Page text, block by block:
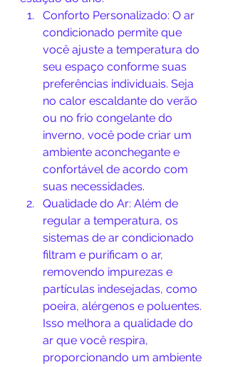
Conforto Personalizado: O ar
condicionado permite que
você ajuste a temperatura do
seu espaço conforme suas
preferências individuais. Seja
no calor escaldante do verão
ou no frio congelante do
inverno, você pode criar um
ambiente aconchegante e
confortável de acordo com
suas necessidades.
Qualidade do Ar: Além de
regular a temperatura, os
sistemas de ar condicionado
filtram e purificam o ar,
removendo impurezas e
partículas indesejadas, como
poeira, alérgenos e poluentes.
Isso melhora a qualidade do
ar que você respira,
proporcionando um ambiente